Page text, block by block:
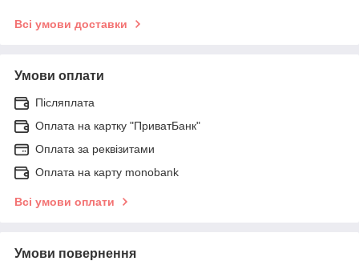
Всі умови доставки
Умови оплати
Післяплата
Оплата на картку "ПриватБанк"
Оплата за реквізитами
Оплата на карту monobank
Всі умови оплати
Умови повернення